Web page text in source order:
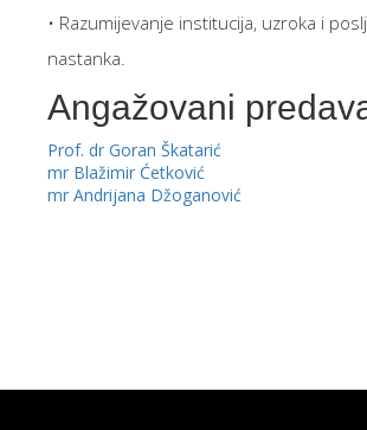
• Razumijevanje institucija, uzroka i
nastanka.
Angažovani
Prof. dr Goran Škatarić
mr Blažimir Ćetković
mr Andrijana Džoganović